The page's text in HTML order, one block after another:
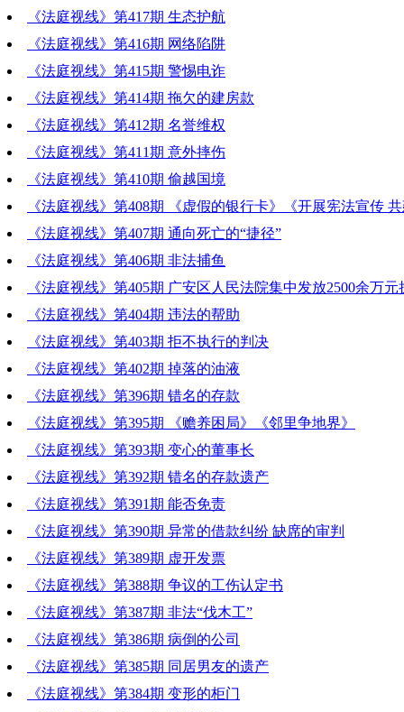
《法庭视线》第417期 生态护航
《法庭视线》第416期 网络陷阱
《法庭视线》第415期 警惕电诈
《法庭视线》第414期 拖欠的建房款
《法庭视线》第412期 名誉维权
《法庭视线》第411期 意外摔伤
《法庭视线》第410期 偷越国境
《法庭视线》第408期 《虚假的银行卡》《开展宪法宣传
广安》《法庭视线》第407期 通向死亡的“捷径”
《法庭视线》第406期 非法捕鱼
《法庭视线》第405期 广安区人民法院集中发放2500余万元
《法庭视线》第404期 违法的帮助
《法庭视线》第403期 拒不执行的判决
《法庭视线》第402期 掉落的油液
《法庭视线》第396期 错名的存款
《法庭视线》第395期 《赡养困局》《邻里争地界》
《法庭视线》第393期 变心的董事长
《法庭视线》第392期 错名的存款遗产
《法庭视线》第391期 能否免责
《法庭视线》第390期 异常的借款纠纷 缺席的审判
《法庭视线》第389期 虚开发票
《法庭视线》第388期 争议的工伤认定书
《法庭视线》第387期 非法“伐木工”
《法庭视线》第386期 病倒的公司
《法庭视线》第385期 同居男友的遗产
《法庭视线》第384期 变形的柜门